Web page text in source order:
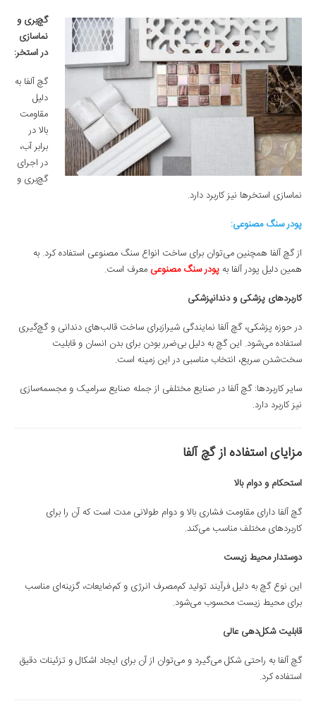
گچ‌بری و
نماسازی
در استخر:
گچ آلفا به
دلیل
مقاومت
بالا در
برابر آب،
در اجرای
گچ‌بری و
نماسازی استخرها نیز کاربرد دارد.
پودر سنگ مصنوعی:
از گچ آلفا همچنین می‌توان برای ساخت انواع سنگ مصنوعی استفاده کرد. به
همین دلیل پودر آلفا به پودر سنگ مصنوعی معرف است.
کاربردهای پزشکی و دندانپزشکی
در حوزه پزشکی، گچ آلفا نمایندگی شیرازبرای ساخت قالب‌های دندانی و گچ‌گیری
استفاده می‌شود. این گچ به دلیل بی‌ضرر بودن برای بدن انسان و قابلیت
سخت‌شدن سریع، انتخاب مناسبی در این زمینه است.
سایر کاربردها: گچ آلفا در صنایع مختلفی از جمله صنایع سرامیک و مجسمه‌سازی
نیز کاربرد دارد.
مزایای استفاده از گچ آلفا
استحکام و دوام بالا
گچ آلفا دارای مقاومت فشاری بالا و دوام طولانی مدت است که آن را برای
کاربردهای مختلف مناسب می‌کند.
دوستدار محیط زیست
این نوع گچ به دلیل فرآیند تولید کم‌مصرف انرژی و کم‌ضایعات، گزینه‌ای مناسب
برای محیط زیست محسوب می‌شود.
قابلیت شکل‌دهی عالی
گچ آلفا به راحتی شکل می‌گیرد و می‌توان از آن برای ایجاد اشکال و تزئینات دقیق
استفاده کرد.